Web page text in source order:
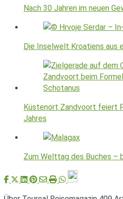
Nach 30 Jahren im neuen
Die Inselwelt Kroatiens aus
Küstenort Zandvoort feiert
Jahres
Zum Welttag des Buches –